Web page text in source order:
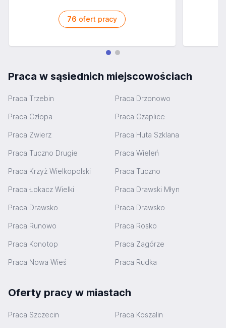
76 ofert pracy
Praca w sąsiednich miejscowościach
Praca Trzebin Praca Drzonowo
Praca Człopa Praca Czaplice
Praca Zwierz Praca Huta Szklana
Praca Tuczno Drugie Praca Wieleń
Praca Krzyż Wielkopolski Praca Tuczno
Praca Łokacz Wielki Praca Drawski Młyn
Praca Drawsko Praca Drawsko
Praca Runowo Praca Rosko
Praca Konotop Praca Zagórze
Praca Nowa Wieś Praca Rudka
Oferty pracy w miastach
Praca Szczecin Praca Koszalin